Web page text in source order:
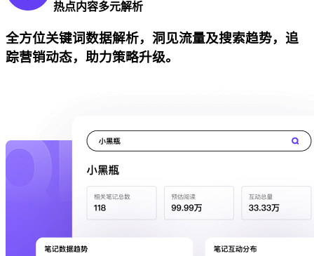
热点内容多元解析
全方位关键词数据解析，洞见流量及搜索趋势，追
踪营销动态，助力策略升级。